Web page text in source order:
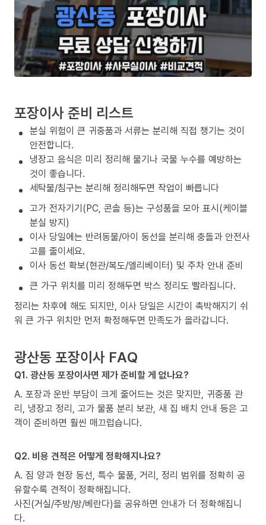
포장이사 준비 리스트
분실 위험이 큰 귀중품과 서류는 분리해 직접 챙기는 것이
안전합니다.
냉장고 음식은 미리 정리해 물기나 국물 누수를 예방하는
것이 좋습니다.
세탁물/침구는 분리해 정리해두면 작업이 빠릅니다
고가 전자기기(PC, 콘솔 등)는 구성품을 모아 표시(케이블
분실 방지)
이사 당일에는 반려동물/아이 동선을 분리해 충돌과 안전사
고를 줄이세요.
이사 동선 확보(현관/복도/엘리베이터) 및 주차 안내 준비
큰 가구 위치를 미리 정해두면 박스 정리도 빨라집니다.
정리는 차후에 해도 되지만, 이사 당일은 시간이 촉박해지기 쉬
워 큰 가구 위치만 먼저 확정해두면 만족도가 올라갑니다.
광산동 포장이사 FAQ
Q1. 광산동 포장이사면 제가 준비할 게 없나요?
A. 포장과 운반 부담이 크게 줄어드는 것은 맞지만, 귀중품 관
리, 냉장고 정리, 고가 물품 분리 보관, 새 집 배치 안내 등은 고
객이 준비하면 훨씬 매끄럽습니다.
Q2. 비용 견적은 어떻게 정확해지나요?
A. 짐 양과 현장 동선, 특수 물품, 거리, 정리 범위를 정확히 공
유할수록 견적이 정확해집니다.
사진(거실/주방/방/베란다)을 공유하면 안내가 더 정확해집니
다.